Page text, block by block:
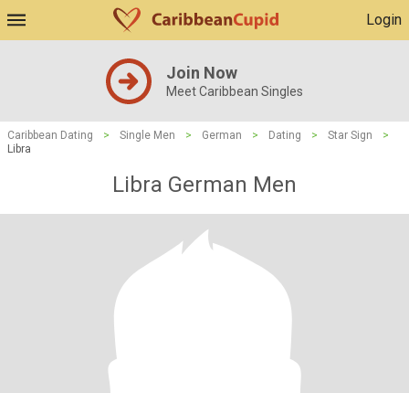
Login
Join Now
Meet Caribbean Singles
Caribbean Dating > Single Men > German > Dating > Star Sign
>
Libra
Libra German Men